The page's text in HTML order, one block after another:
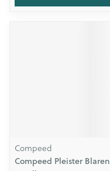
Compeed
Compeed Pleister Blaren